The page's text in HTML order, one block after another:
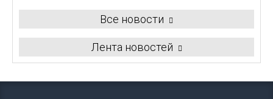
Все новости
Лента новостей